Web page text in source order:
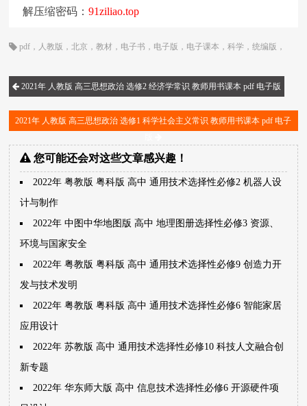
解压缩密码：91ziliao.top
pdf ， 人教版 ，北京 ，教材 ， 电子书 ， 电子版 ， 电子课本 ，科学 ，统编版 ，
2021年 人教版 高三思想政治 选修2 经济学常识 教师用书课本 pdf 电子版
2021年 人教版 高三思想政治 选修1 科学社会主义常识 教师用书课本 pdf 电子
您可能还会对这些文章感兴趣！
2022年 粤教版 粤科版 高中 通用技术选择性必修2 机器人设
计与制作
2022年 中图中华地图版 高中 地理图册选择性必修3 资源、
环境与国家安全
2022年 粤教版 粤科版 高中 通用技术选择性必修9 创造力开
发与技术发明
2022年 粤教版 粤科版 高中 通用技术选择性必修6 智能家居
应用设计
2022年 苏教版 高中 通用技术选择性必修10 科技人文融合创
新专题
2022年 华东师大版 高中 信息技术选择性必修6 开源硬件项